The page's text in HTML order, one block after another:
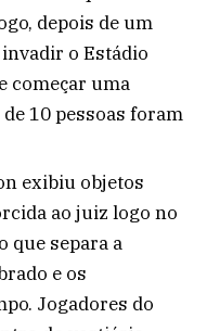
depois de um
o Estádio
começar uma
10 pessoas foram
exibiu objetos
ao juiz logo no
que separa a
e os
Jogadores do